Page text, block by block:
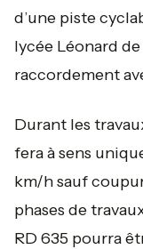
d’une piste
lycée Léonard
raccordement
Durant les
fera à sens
km/h sauf
phases de
RD 635 pourra